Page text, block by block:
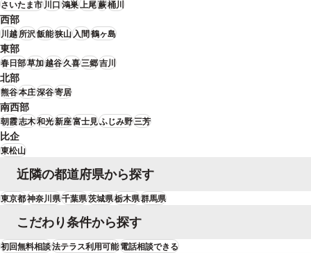
不起訴処分を求めました。最終的には不起訴処分を獲得することができ、ご
依頼者様に前科がついてしまうことを回避することができました。
さいたま市川口鴻巣上尾蕨桶川
西部
川越所沢飯能狭山入間鶴ヶ島
東部
春日部草加越谷久喜三郷吉川
北部
熊谷本庄深谷寄居
南西部
朝霞志木和光新座富士見ふじみ野三芳
比企
東松山
近隣の都道府県から探す
東京都神奈川県千葉県茨城県栃木県群馬県
こだわり条件から探す
初回無料相談法テラス利用可能電話相談できる